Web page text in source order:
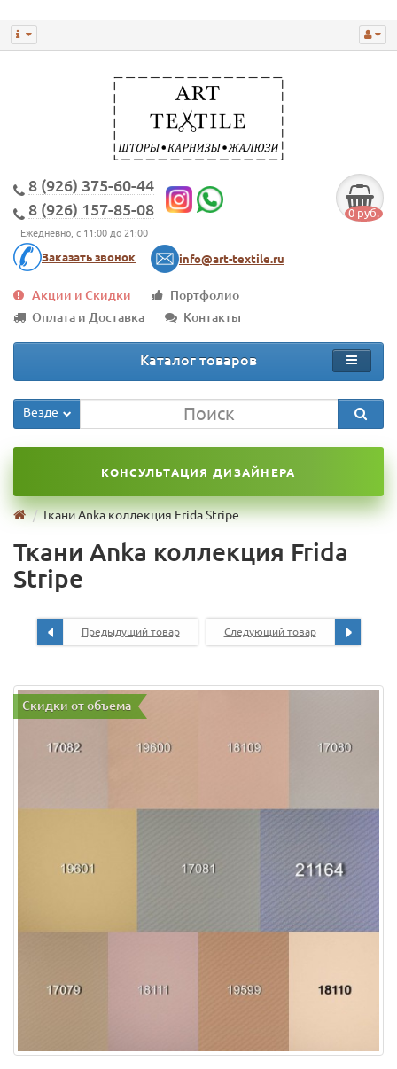
8 (926) 375-60-44
8 (926) 157-85-08
Ежедневно, с 11:00 до 21:00
Заказать звонок info@art-textile.ru
0 руб.
Акции и Скидки
Портфолио
Оплата и Доставка
Контакты
Каталог товаров
Везде
КОНСУЛЬТАЦИЯ ДИЗАЙНЕРА
Ткани Anka коллекция Frida Stripe
Ткани Anka коллекция Frida
Stripe
Предыдущий товар Следующий товар
Скидки от объема